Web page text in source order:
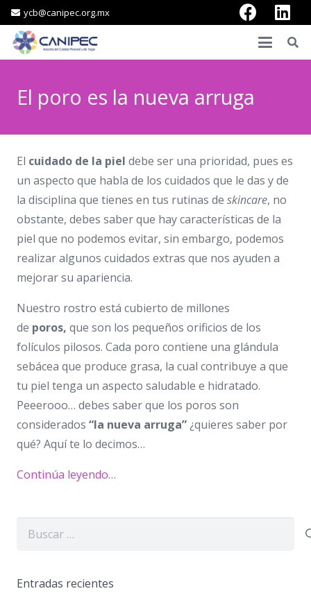
ycb@canipec.org.mx
El poro es la nueva arruga
El cuidado de la piel debe ser una prioridad, pues es
un aspecto que habla de los cuidados que le das y de
la disciplina que tienes en tus rutinas de skincare, no
obstante, debes saber que hay características de la
piel que no podemos evitar, sin embargo, podemos
realizar algunos cuidados extras que nos ayuden a
mejorar su apariencia.
Nuestro rostro está cubierto de millones
de poros, que son los pequeños orificios de los
folículos pilosos. Cada poro contiene una glándula
sebácea que produce grasa, la cual contribuye a que
tu piel tenga un aspecto saludable e hidratado.
Peeerooo… debes saber que los poros son
considerados “la nueva arruga” ¿quieres saber por
qué? Aquí te lo decimos…
Continúa leyendo…
Buscar:
Entradas recientes